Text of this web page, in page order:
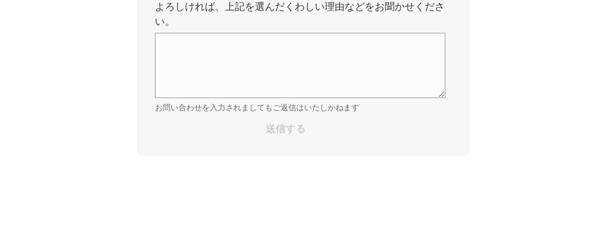
よろしければ、上記を選んだくわしい理由などをお聞かせくださ
い。
お問い合わせを入力されましてもご返信はいたしかねます